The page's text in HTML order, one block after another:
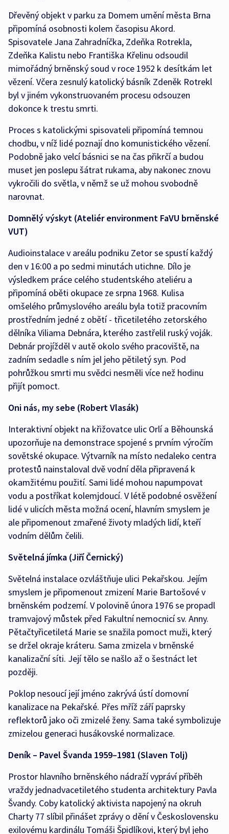
Dřevěný objekt v parku za Domem umění města Brna
připomíná osobnosti kolem časopisu Akord.
Spisovatele Jana Zahradníčka, Zdeňka Rotrekla,
Zdeňka Kalistu nebo Františka Křelinu odsoudil
mimořádný brněnský soud v roce 1952 k desítkám let
vězení. Včera zesnulý katolický básník Zdeněk Rotrekl
byl v jiném vykonstruovaném procesu odsouzen
dokonce k trestu smrti.
Proces s katolickými spisovateli připomíná temnou
chodbu, v níž lidé poznají dno komunistického vězení.
Podobně jako velcí básnici se na čas přikrčí a budou
muset jen poslepu šátrat rukama, aby nakonec znovu
vykročili do světla, v němž se už mohou svobodně
narovnat.
Domnělý výskyt (Ateliér environment FaVU brněnské
VUT)
Audioinstalace v areálu podniku Zetor se spustí každý
den v 16:00 a po sedmi minutách utichne. Dílo je
výsledkem práce celého studentského ateliéru a
připomíná oběti okupace ze srpna 1968. Kulisa
omšelého průmyslového areálu byla totiž pracovním
prostředním jedné z obětí - třicetiletého zetorského
dělníka Viliama Debnára, kterého zastřelil ruský voják.
Debnár projížděl v autě okolo svého pracoviště, na
zadním sedadle s ním jel jeho pětiletý syn. Pod
pohrůžkou smrti mu svědci nesměli více než hodinu
přijít pomoct.
Oni nás, my sebe (Robert Vlasák)
Interaktivní objekt na křižovatce ulic Orlí a Běhounská
upozorňuje na demonstrace spojené s prvním výročím
sovětské okupace. Výtvarník na místo nedaleko centra
protestů nainstaloval dvě vodní děla připravená k
okamžitému použití. Sami lidé mohou napumpovat
vodu a postříkat kolemjdoucí. V létě podobné osvěžení
lidé v ulicích města možná ocení, hlavním smyslem je
ale připomenout zmařené životy mladých lidí, kteří
vodním dělům čelili.
Světelná jímka (Jiří Černický)
Světelná instalace ozvláštňuje ulici Pekařskou. Jejím
smyslem je připomenout zmizení Marie Bartošové v
brněnském podzemí. V polovině února 1976 se propadl
tramvajový můstek před Fakultní nemocnicí sv. Anny.
Pětačtyřicetiletá Marie se snažila pomoct muži, který
se držel okraje kráteru. Sama zmizela v brněnské
kanalizační síti. Její tělo se našlo až o šestnáct let
později.
Poklop nesoucí její jméno zakrývá ústí domovní
kanalizace na Pekařské. Přes mříž září paprsky
reflektorů jako oči zmizelé ženy. Sama také symbolizuje
zmizelou generaci husákovské normalizace.
Deník – Pavel Švanda 1959–1981 (Slaven Tolj)
Prostor hlavního brněnského nádraží vypráví příběh
vraždy jednadvacetiletého studenta architektury Pavla
Švandy. Coby katolický aktivista napojený na okruh
Charty 77 slíbil přinášet zprávy o dění v Československu
exilovému kardinálu Tomáši Špidlíkovi, který byl jeho